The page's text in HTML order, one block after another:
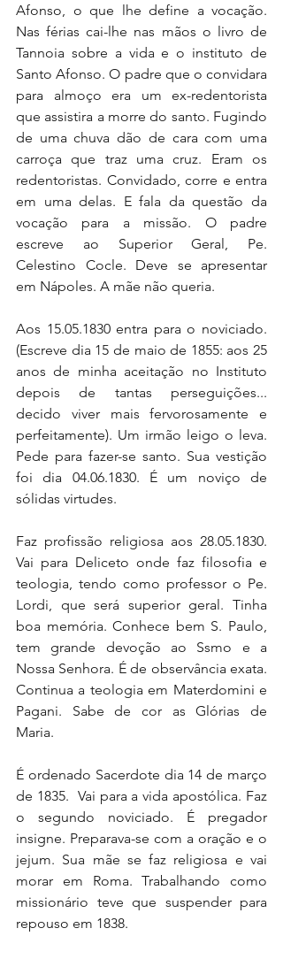
Afonso, o que lhe define a vocação.
Nas férias cai-lhe nas mãos o livro de
Tannoia sobre a vida e o instituto de
Santo Afonso. O padre que o convidara
para almoço era um ex-redentorista
que assistira a morre do santo. Fugindo
de uma chuva dão de cara com uma
carroça que traz uma cruz. Eram os
redentoristas. Convidado, corre e entra
em uma delas. E fala da questão da
vocação para a missão. O padre
escreve ao Superior Geral, Pe.
Celestino Cocle. Deve se apresentar
em Nápoles. A mãe não queria.
Aos 15.05.1830 entra para o noviciado.
(Escreve dia 15 de maio de 1855: aos 25
anos de minha aceitação no Instituto
depois de tantas perseguições...
decido viver mais fervorosamente e
perfeitamente). Um irmão leigo o leva.
Pede para fazer-se santo. Sua vestição
foi dia 04.06.1830. É um noviço de
sólidas virtudes.
Faz profissão religiosa aos 28.05.1830.
Vai para Deliceto onde faz filosofia e
teologia, tendo como professor o Pe.
Lordi, que será superior geral. Tinha
boa memória. Conhece bem S. Paulo,
tem grande devoção ao Ssmo e a
Nossa Senhora. É de observância exata.
Continua a teologia em Materdomini e
Pagani. Sabe de cor as Glórias de
Maria.
É ordenado Sacerdote dia 14 de março
de 1835.  Vai para a vida apostólica. Faz
o segundo noviciado. É pregador
insigne. Preparava-se com a oração e o
jejum. Sua mãe se faz religiosa e vai
morar em Roma. Trabalhando como
missionário teve que suspender para
repouso em 1838.